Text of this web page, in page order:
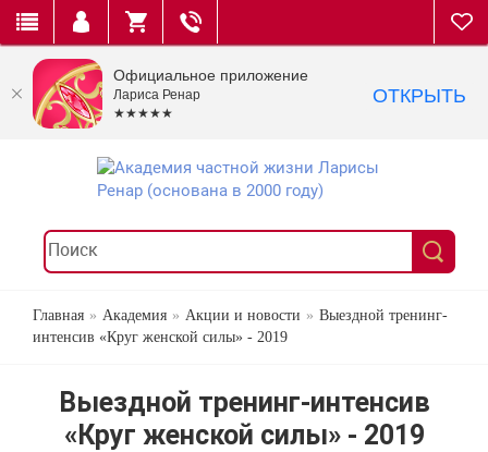
Главная Академия Акции и новости
Выездной тренинг-
интенсив «Круг женской силы» - 2019
Выездной тренинг-интенсив
«Круг женской силы» - 2019
Официальное приложение
Лариса Ренар
★★★★★
ОТКРЫТЬ